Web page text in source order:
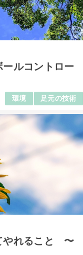
ールコントロー
環境 足元の技術
やれること 〜